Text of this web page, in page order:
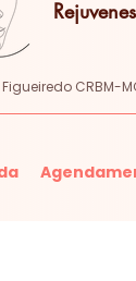
CRBM-